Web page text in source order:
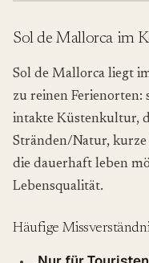
Sol de Mallorca im
Sol de Mallorca liegt
zu reinen Ferienorten:
intakte Küstenkultur,
Stränden/Natur, kurze
die dauerhaft leben
Lebensqualität.
Häufige